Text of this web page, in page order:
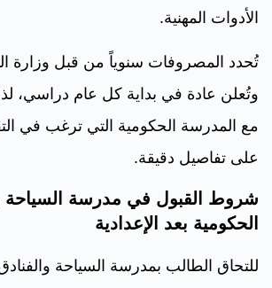
الأدوات المهنية.
تُحدد المصروفات سنوياً من قبل وزارة
وتُعلن عادة في بداية كل عام دراسي،
مع المدرسة الحكومية التي ترغب في
على تفاصيل دقيقة.
شروط القبول في مدرسة السياحة
الحكومية بعد الإعدادية
للتحاق الطالب بمدرسة السياحة